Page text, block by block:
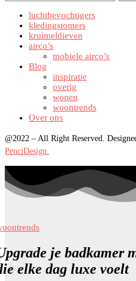
luchtbevochtigers
kledingstomers
kruimeldieven
airco’s
mobiele airco’s
Blog
inspiratie
overig
wonen
woontrends
Over ons
@2022 – All Right Reserved.
PenciDesign.
je badkamer
elke dag luxe voelt